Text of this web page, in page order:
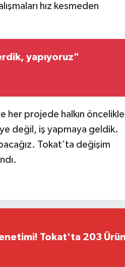
hız kesmeden
yapıyoruz"
her projede halkın
değil, iş yapmaya geldik.
Tokat’ta değişim
Tokat'ta 203